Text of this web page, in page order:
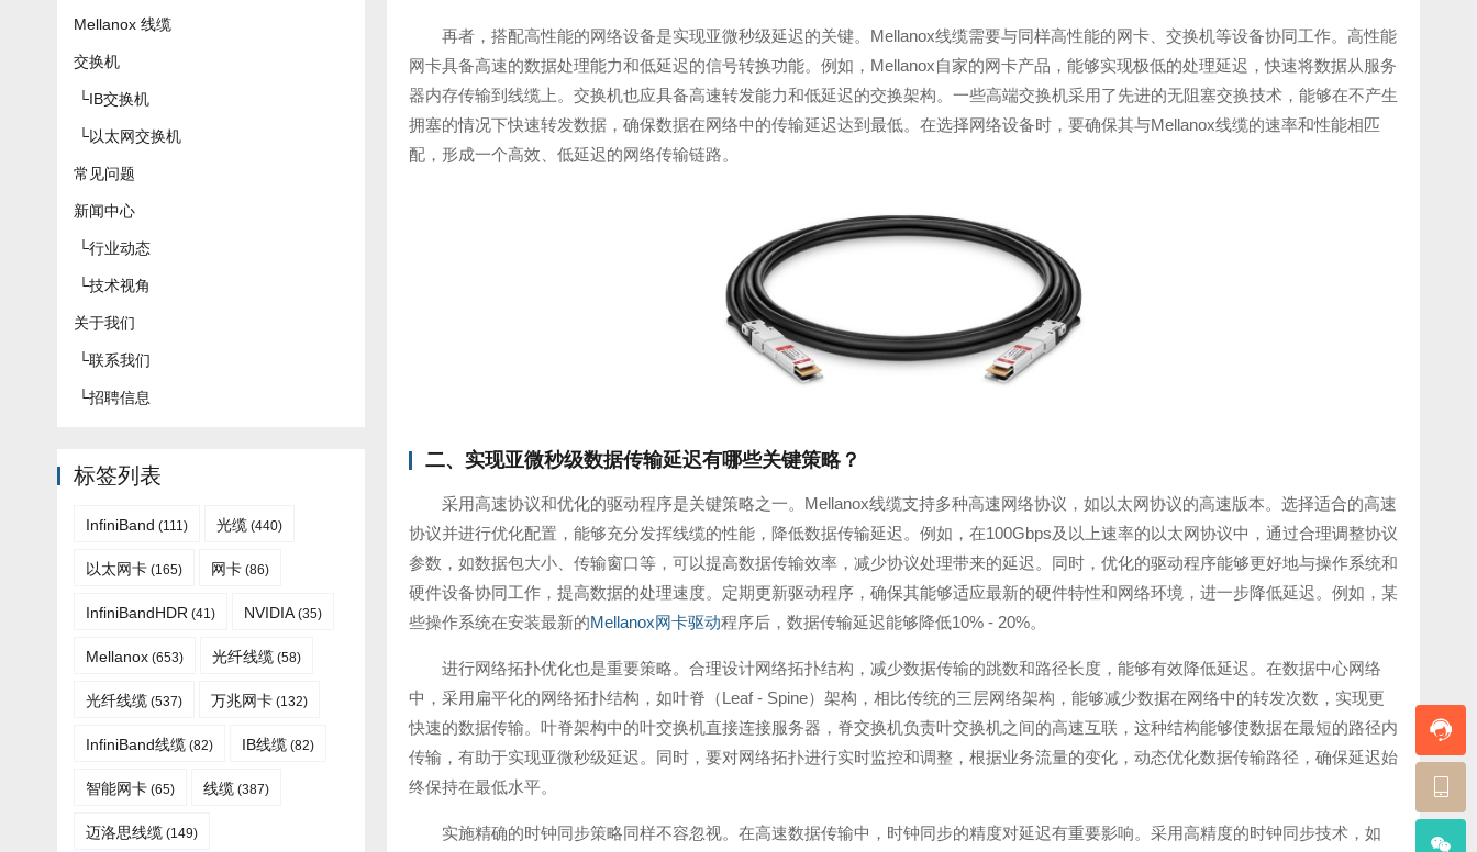
再者，搭配高性能的网络设备是实现亚微秒级延迟的关键。Mellanox线缆需要与同样高性能的网卡、交换机等设备协同工作。高性能
网卡具备高速的数据处理能力和低延迟的信号转换功能。例如，Mellanox自家的网卡产品，能够实现极低的处理延迟，快速将数据从服务
器内存传输到线缆上。交换机也应具备高速转发能力和低延迟的交换架构。一些高端交换机采用了先进的无阻塞交换技术，能够在不产生
拥塞的情况下快速转发数据，确保数据在网络中的传输延迟达到最低。在选择网络设备时，要确保其与Mellanox线缆的速率和性能相匹
配，形成一个高效、低延迟的网络传输链路。
二、实现亚微秒级数据传输延迟有哪些关键策略？
采用高速协议和优化的驱动程序是关键策略之一。Mellanox线缆支持多种高速网络协议，如以太网协议的高速版本。选择适合的高速
协议并进行优化配置，能够充分发挥线缆的性能，降低数据传输延迟。例如，在100Gbps及以上速率的以太网协议中，通过合理调整协议
参数，如数据包大小、传输窗口等，可以提高数据传输效率，减少协议处理带来的延迟。同时，优化的驱动程序能够更好地与操作系统和
硬件设备协同工作，提高数据的处理速度。定期更新驱动程序，确保其能够适应最新的硬件特性和网络环境，进一步降低延迟。例如，某
些操作系统在安装最新的Mellanox网卡驱动程序后，数据传输延迟能够降低10% - 20%。
进行网络拓扑优化也是重要策略。合理设计网络拓扑结构，减少数据传输的跳数和路径长度，能够有效降低延迟。在数据中心网络
中，采用扁平化的网络拓扑结构，如叶脊（Leaf - Spine）架构，相比传统的三层网络架构，能够减少数据在网络中的转发次数，实现更
快速的数据传输。叶脊架构中的叶交换机直接连接服务器，脊交换机负责叶交换机之间的高速互联，这种结构能够使数据在最短的路径内
传输，有助于实现亚微秒级延迟。同时，要对网络拓扑进行实时监控和调整，根据业务流量的变化，动态优化数据传输路径，确保延迟始
终保持在最低水平。
实施精确的时钟同步策略同样不容忽视。在高速数据传输中，时钟同步的精度对延迟有重要影响。采用高精度的时钟同步技术，如
Mellanox 线缆
交换机
└IB交换机
└以太网交换机
常见问题
新闻中心
└行业动态
└技术视角
关于我们
└联系我们
└招聘信息
标签列表
InfiniBand (111) 光缆 (440)
以太网卡 (165) 网卡 (86)
InfiniBandHDR (41) NVIDIA(35)
Mellanox (653) 光纤线缆 (58)
光纤线缆​ (537) 万兆网卡 (132)
InfiniBand线缆 (82) IB线缆 (82)
智能网卡 (65) 线缆 (387)
迈洛思线缆 (149)